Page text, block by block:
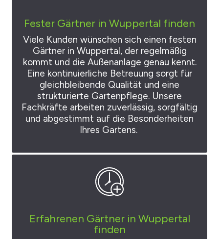
Fester Gärtner in Wuppertal finden
Viele Kunden wünschen sich einen festen
Gärtner in Wuppertal, der regelmäßig
kommt und die Außenanlage genau kennt.
Eine kontinuierliche Betreuung sorgt für
gleichbleibende Qualität und eine
strukturierte Gartenpflege. Unsere
Fachkräfte arbeiten zuverlässig, sorgfältig
und abgestimmt auf die Besonderheiten
Ihres Gartens.
Erfahrenen Gärtner in Wuppertal
finden